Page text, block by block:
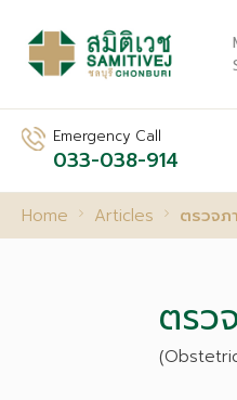
Emergency Call
033-038-914
Home Articles ตรวจภ
ตรว